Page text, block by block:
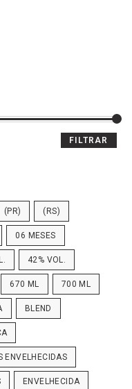
FILTRAR
(PR) (RS)
06 MESES
42% VOL.
670 ML 700 ML
BLEND
ENVELHECIDAS
ENVELHECIDA